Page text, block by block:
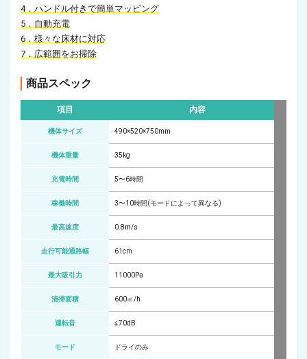
4．ハンドル付きで簡単マッピング
5．自動充電
6．様々な床材に対応
7．広範囲をお掃除
商品スペック
項目 内容
機体サイズ 490×520×750mm
機体重量 35kg
充電時間 5〜6時間
稼働時間 3〜10時間(モードによって異なる)
最高速度 0.8m/s
走行可能通路幅 61cm
最大吸引力 11000Pa
清掃面積 600㎡/h
運転音 ≦70dB
モード ドライのみ